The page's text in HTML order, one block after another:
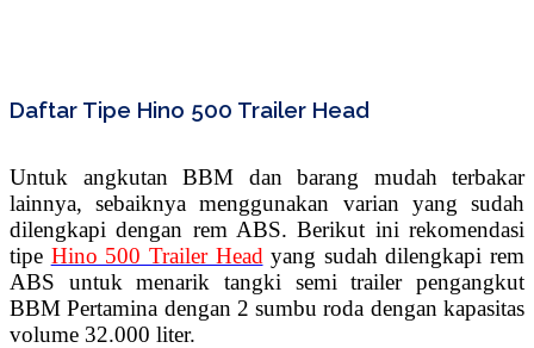
Daftar Tipe Hino 500 Trailer Head
Untuk angkutan BBM dan barang mudah terbakar
lainnya, sebaiknya menggunakan varian yang sudah
dilengkapi dengan rem ABS. Berikut ini rekomendasi
tipe Hino 500 Trailer Head yang sudah dilengkapi rem
ABS untuk menarik tangki semi trailer pengangkut
BBM Pertamina dengan 2 sumbu roda dengan kapasitas
volume 32.000 liter.